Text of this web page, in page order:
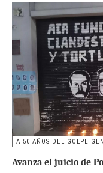
A 50 AÑOS DEL GOLPE
Avanza el juicio de